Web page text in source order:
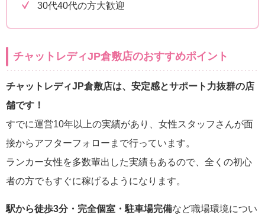
30代40代の方大歓迎
チャットレディJP倉敷店のおすすめポイント
チャットレディJP倉敷店は、安定感とサポート力抜群の店
舗です！
すでに運営10年以上の実績があり、女性スタッフさんが面
接からアフターフォローまで行っています。
ランカー女性を多数輩出した実績もあるので、全くの初心
者の方でもすぐに稼げるようになります。
駅から徒歩3分・完全個室・駐車場完備など職場環境につい